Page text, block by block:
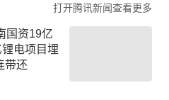
打开腾讯新闻查看更多
国资19亿
锂电项目埋
带还